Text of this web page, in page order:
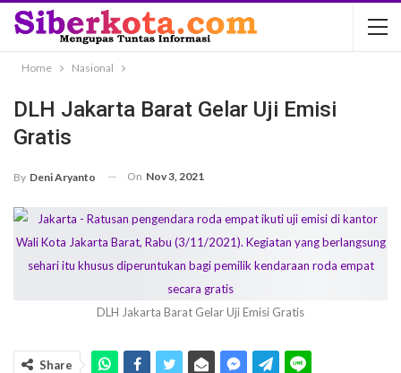
Home Nasional
DLH Jakarta Barat Gelar Uji Emisi
Gratis
By Deni Aryanto On Nov 3, 2021
DLH Jakarta Barat Gelar Uji Emisi Gratis
Share